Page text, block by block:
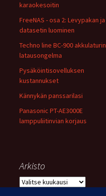
karaokesoitin
FreeNAS - osa 2: Levypakan ja
datasetin luominen
Techno line BC-900 akkulaturin
latausongelma
Pysäköintisovelluksen
kustannukset
Kännykän panssarilasi
Panasonic PT-AE3000E
lamppuliitinvian korjaus
Arkisto
Arkisto